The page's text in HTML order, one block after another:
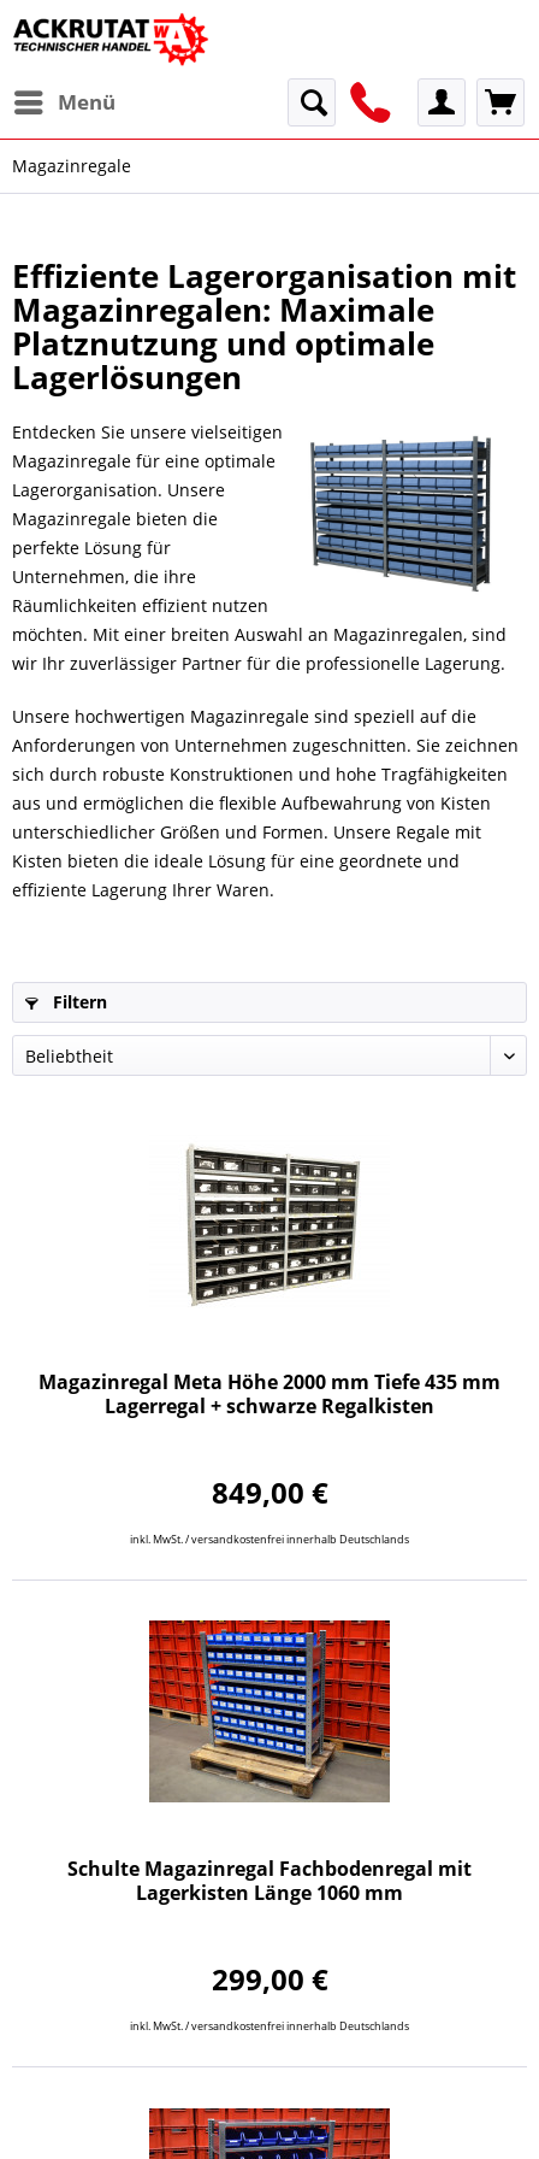
Menü
Magazinregale
Effiziente Lagerorganisation mit
Magazinregalen: Maximale
Platznutzung und optimale
Lagerlösungen
Entdecken Sie unsere vielseitigen
Magazinregale für eine optimale
Lagerorganisation. Unsere
Magazinregale bieten die
perfekte Lösung für
Unternehmen, die ihre
Räumlichkeiten effizient nutzen
möchten. Mit einer breiten Auswahl an Magazinregalen, sind
wir Ihr zuverlässiger Partner für die professionelle Lagerung.
Unsere hochwertigen Magazinregale sind speziell auf die
Anforderungen von Unternehmen zugeschnitten. Sie zeichnen
sich durch robuste Konstruktionen und hohe Tragfähigkeiten
aus und ermöglichen die flexible Aufbewahrung von Kisten
unterschiedlicher Größen und Formen. Unsere Regale mit
Kisten bieten die ideale Lösung für eine geordnete und
effiziente Lagerung Ihrer Waren.
Filtern
Magazinregal Meta Höhe 2000 mm Tiefe 435 mm
Lagerregal + schwarze Regalkisten
849,00 €
inkl. MwSt. / versandkostenfrei innerhalb Deutschlands
Schulte Magazinregal Fachbodenregal mit
Lagerkisten Länge 1060 mm
299,00 €
inkl. MwSt. / versandkostenfrei innerhalb Deutschlands